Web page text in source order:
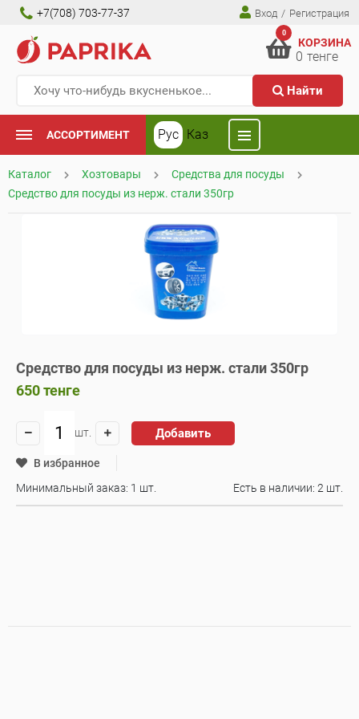
+7(708) 703-77-37 Вход / Регистрация
Найти
0
КОРЗИНА
0 тенге
АССОРТИМЕНТ Рус Каз
Каталог Хозтовары
Средства для посуды
Средство для посуды из нерж. стали 350гр
Средство для посуды из нерж. стали 350гр
650тенге
шт. Добавить
В избранное
Минимальный заказ: 1 шт.
Есть в наличии: 2 шт.